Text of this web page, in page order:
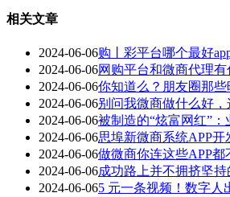
相关文章
2024-06-06购丨彩平台哪个最好
2024-06-06网购平台和微商代理
2024-06-06你知道么？朋友圈那些
2024-06-06别问我微商做什么好
2024-06-06被制造的“炫富网红”
2024-06-06思埠新微商系统APP开
2024-06-06做微商你连这些APP
2024-06-06成功路上并不拥挤坚持
2024-06-065 元一条视频！数字人